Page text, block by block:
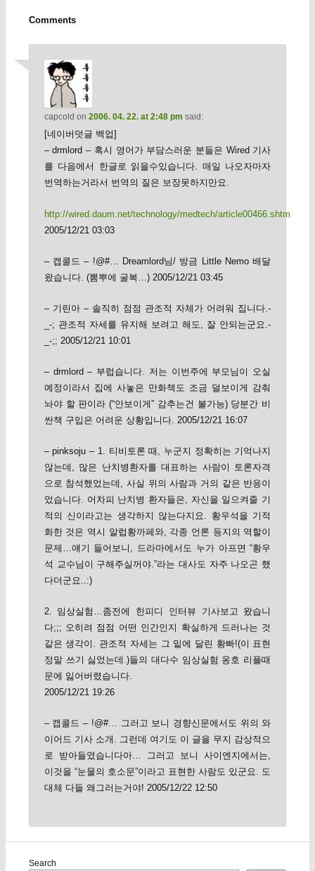
Comments
capcold on 2006. 04. 22. at 2:48 pm said:
[네이버덧글 백업]
– drmlord – 혹시 영어가 부담스러운 분들은 Wired 기사
를 다음에서 한글로 읽을수있습니다. 매일 나오자마자
번역하는거라서 번역의 질은 보장못하지만요.
http://wired.daum.net/technology/medtech/article00466.shtm
2005/12/21 03:03
– 캡콜드 – !@#… Dreamlord님/ 방금 Little Nemo 배달
왔습니다. (뽐뿌에 굴복…) 2005/12/21 03:45
– 기린아 – 솔직히 점점 관조적 자체가 어려워 집니다.-
_-; 관조적 자세를 유지해 보려고 해도, 잘 안되는군요.-
_-;; 2005/12/21 10:01
– drmlord – 부럽습니다. 저는 이번주에 부모님이 오실
예정이라서 집에 사놓은 만화책도 조금 덜보이게 감춰
놔야 할 판이라 (“안보이게” 감추는건 불가능) 당분간 비
싼책 구입은 어려운 상황입니다. 2005/12/21 16:07
– pinksoju – 1. 티비토론 때, 누군지 정확히는 기억나지
않는데, 많은 난치병환자를 대표하는 사람이 토론자격
으로 참석했었는데, 사실 위의 사람과 거의 같은 반응이
었습니다. 어차피 난치병 환자들은, 자신을 일으켜줄 기
적의 신이라고는 생각하지 않는다지요. 황우석을 기적
화한 것은 역시 알럽황까페와, 각종 언론 등지의 역할이
문제…얘기 들어보니, 드라마에서도 누가 아프면 “황우
석 교수님이 구해주실꺼야.”라는 대사도 자주 나오곤 했
다더군요..:)
2. 임상실험…좀전에 한피디 인터뷰 기사보고 왔습니
다;;; 오히려 점점 어떤 인간인지 확실하게 드러나는 것
같은 생각이. 관조적 자세는 그 밑에 달린 황빠!(이 표현
정말 쓰기 싫었는데.)들의 대다수 임상실험 옹호 리플때
문에 잃어버렸습니다.
2005/12/21 19:26
– 캡콜드 – !@#… 그러고 보니 경향신문에서도 위의 와
이어드 기사 소개. 그런데 여기도 이 글을 무지 감상적으
로 받아들였습니다아… 그러고 보니 사이엔지에서는,
이것을 “눈물의 호소문”이라고 표현한 사람도 있군요. 도
대체 다들 왜그러는거야! 2005/12/22 12:50
Search